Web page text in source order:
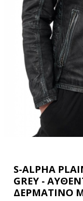
S-ALPHA
GREY -
ΔΕΡΜΑΤΙΝΟ